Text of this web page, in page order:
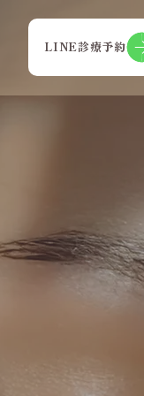
LINE診療予約